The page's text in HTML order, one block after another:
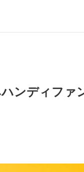
ンディファ